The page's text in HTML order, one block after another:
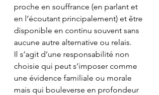
proche en souffrance (en parlant et
en l’écoutant principalement) et être
disponible en continu souvent sans
aucune autre alternative ou relais.
Il s’agit d’une responsabilité non
choisie qui peut s’imposer comme
une évidence familiale ou morale
mais qui bouleverse en profondeur